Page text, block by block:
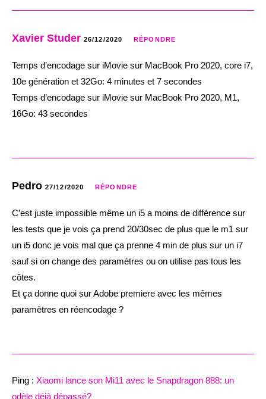
Xavier Studer 26/12/2020 RÉPONDRE
Temps d’encodage sur iMovie sur MacBook Pro 2020, core i7,
10e génération et 32Go: 4 minutes et 7 secondes
Temps d’encodage sur iMovie sur MacBook Pro 2020, M1,
16Go: 43 secondes
Pedro 27/12/2020 RÉPONDRE
C’est juste impossible même un i5 a moins de différence sur
les tests que je vois ça prend 20/30sec de plus que le m1 sur
un i5 donc je vois mal que ça prenne 4 min de plus sur un i7
sauf si on change des paramètres ou on utilise pas tous les
côtes.
Et ça donne quoi sur Adobe premiere avec les mêmes
paramètres en réencodage ?
Ping : Xiaomi lance son Mi11 avec le Snapdragon 888: un
odèle déjà dépassé?